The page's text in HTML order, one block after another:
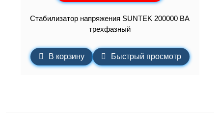
Стабилизатор напряжения SUNTEK 200000 ВА
трехфазный
В корзину Быстрый просмотр